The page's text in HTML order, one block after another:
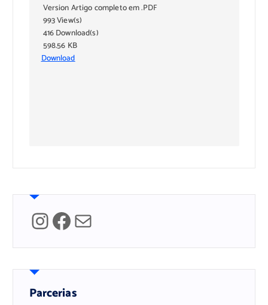
Version Artigo completo em .PDF
993 View(s)
416 Download(s)
598.56 KB
Download
InstagramFacebook Mail
Parcerias